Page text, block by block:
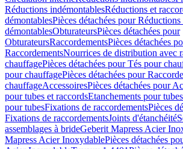
Réductions indémontablesRéductions et
démontablesPièces détachées pour
démontablesObturateursPièces détachées pour
ObturateursRaccordementsPièces détachées
RaccordementsNourrices de distribution avec
chauffagePièces détachées pour Tés pour
pour chauffagePièces détachées pour
chauffageAccessoiresPièces détachées pour
pour tubes et raccordsEtanchements pour
pour tubesFixations de raccordementsPièces
Fixations de raccordementsJoints d'étanchéité
assemblages à brideGeberit Mapress Acier
Mapress Acier InoxydablePièces détachées